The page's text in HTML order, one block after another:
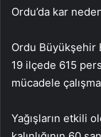
Ordu’da kar
Ordu Büyükşehir
19 ilçede 615
mücadele
Yağışların etkili